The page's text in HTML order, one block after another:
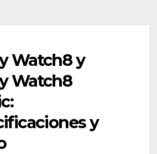
Watch8 y
Watch8
y